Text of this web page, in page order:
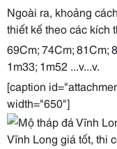
Ngoài ra, khoảng
thiết kế theo các kích
69Cm; 74Cm; 81Cm;
1m33; 1m52 ...v...v.
[caption
width="650"]
Vĩnh Long giá tốt, thi